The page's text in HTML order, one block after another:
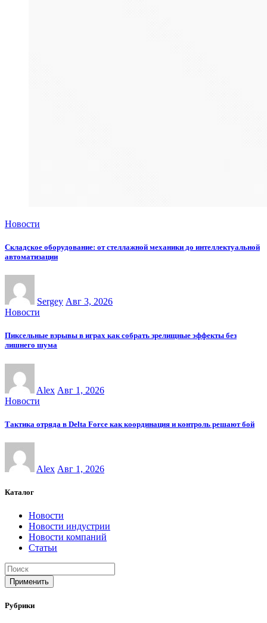
Новости
Складское оборудование: от стеллажной механики до интеллектуальной
автоматизации
Sergey Авг 3, 2026
Новости
Пиксельные взрывы в играх как собрать зрелищные эффекты без
лишнего шума
Alex Авг 1, 2026
Новости
Тактика отряда в Delta Force как координация и контроль решают бой
Alex Авг 1, 2026
Каталог
Новости
Новости индустрии
Новости компаний
Статьи
Применить
Рубрики